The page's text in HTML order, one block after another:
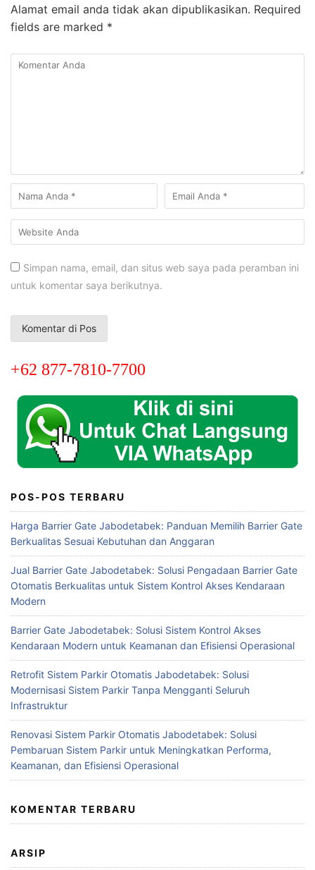
Alamat email anda tidak akan dipublikasikan. Required
fields are marked *
Simpan nama, email, dan situs web saya pada peramban ini
untuk komentar saya berikutnya.
+62 877-7810-7700
POS-POS TERBARU
Harga Barrier Gate Jabodetabek: Panduan Memilih Barrier Gate
Berkualitas Sesuai Kebutuhan dan Anggaran
Jual Barrier Gate Jabodetabek: Solusi Pengadaan Barrier Gate
Otomatis Berkualitas untuk Sistem Kontrol Akses Kendaraan
Modern
Barrier Gate Jabodetabek: Solusi Sistem Kontrol Akses
Kendaraan Modern untuk Keamanan dan Efisiensi Operasional
Retrofit Sistem Parkir Otomatis Jabodetabek: Solusi
Modernisasi Sistem Parkir Tanpa Mengganti Seluruh
Infrastruktur
Renovasi Sistem Parkir Otomatis Jabodetabek: Solusi
Pembaruan Sistem Parkir untuk Meningkatkan Performa,
Keamanan, dan Efisiensi Operasional
KOMENTAR TERBARU
ARSIP